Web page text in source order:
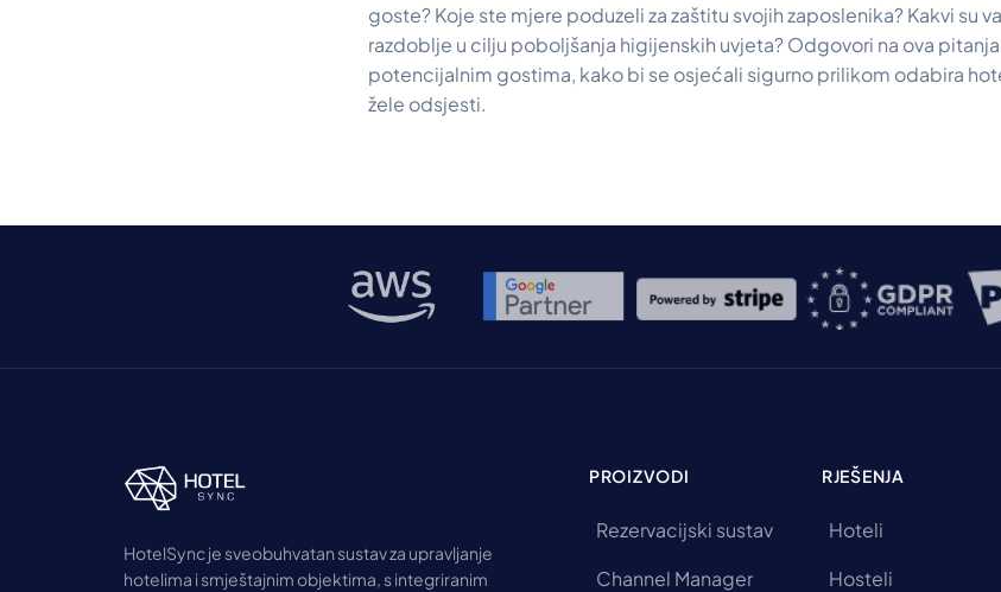
goste? Koje ste mjere poduzeli za zaštitu svojih zaposlenika? Kakvi su
razdoblje u cilju poboljšanja higijenskih uvjeta? Odgovori na ova pitanja
potencijalnim gostima, kako bi se osjećali sigurno prilikom odabira
žele odsjesti.
HotelSync je sveobuhvatan sustav za upravljanje
hotelima i smještajnim objektima, s integriranim
PROIZVODI
Rezervacijski sustav
Channel Manager
RJEŠENJA
Hoteli
Hosteli